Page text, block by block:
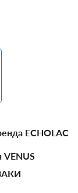
ECHOLAC
VENUS